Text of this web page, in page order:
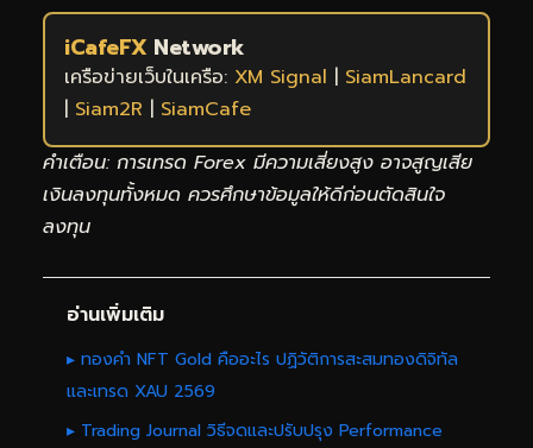
iCafeFX Network
เครือข่ายเว็บในเครือ: XM Signal | SiamLancard
| Siam2R | SiamCafe
คำเตือน: การเทรด Forex มีความเสี่ยงสูง อาจสูญเสีย
เงินลงทุนทั้งหมด ควรศึกษาข้อมูลให้ดีก่อนตัดสินใจ
ลงทุน
อ่านเพิ่มเติม
▸ ทองคำ NFT Gold คืออะไร ปฏิวัติการสะสมทองดิจิทัล
และเทรด XAU 2569
▸ Trading Journal วิธีจดและปรับปรุง Performance